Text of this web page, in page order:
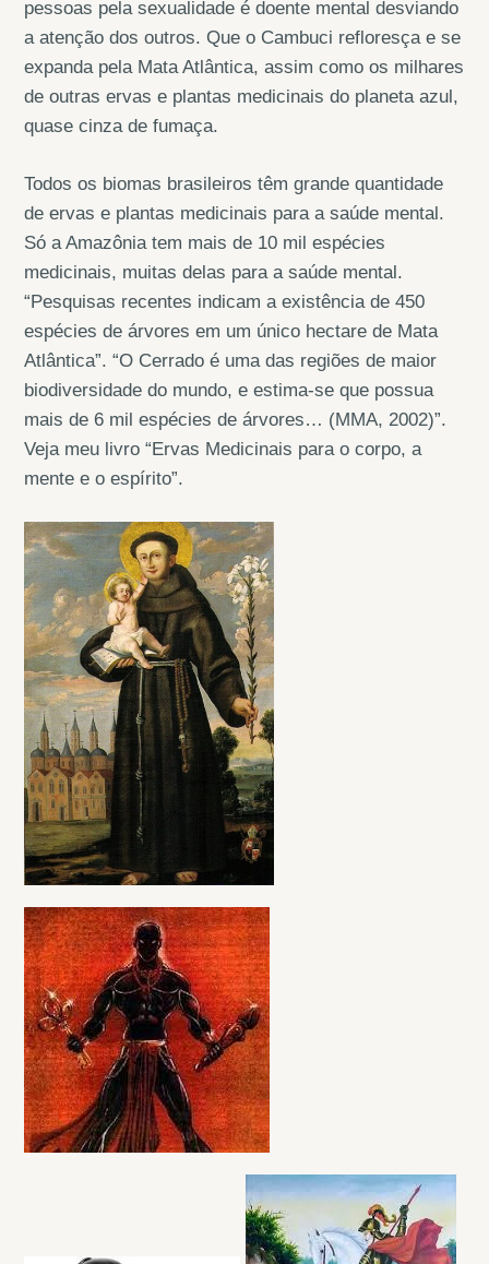
pessoas pela sexualidade é doente mental desviando
a atenção dos outros. Que o Cambuci refloresça e se
expanda pela Mata Atlântica, assim como os milhares
de outras ervas e plantas medicinais do planeta azul,
quase cinza de fumaça.
Todos os biomas brasileiros têm grande quantidade
de ervas e plantas medicinais para a saúde mental.
Só a Amazônia tem mais de 10 mil espécies
medicinais, muitas delas para a saúde mental.
“Pesquisas recentes indicam a existência de 450
espécies de árvores em um único hectare de Mata
Atlântica”. “O Cerrado é uma das regiões de maior
biodiversidade do mundo, e estima-se que possua
mais de 6 mil espécies de árvores… (MMA, 2002)”.
Veja meu livro “Ervas Medicinais para o corpo, a
mente e o espírito”.